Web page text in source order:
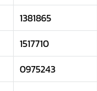
1381865
1517710
0975243